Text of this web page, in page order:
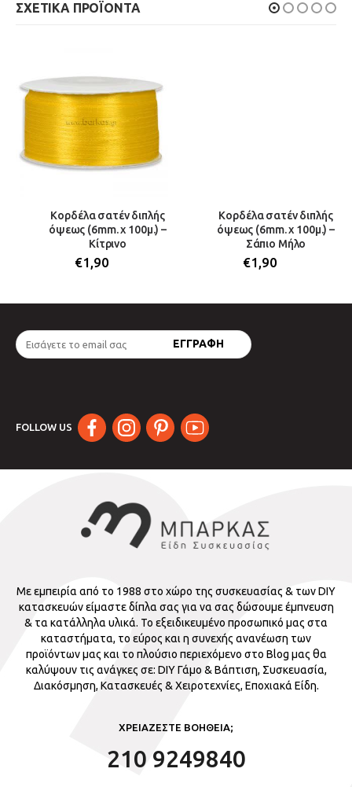
ΣΧΕΤΙΚΆ ΠΡΟΪΌΝΤΑ
Κορδέλα σατέν διπλής
όψεως (6mm. x 100μ.) –
Κίτρινο
€1,90
Κορδέλα σατέν διπλής
όψεως (6mm. x 100μ.) –
Σάπιο Μήλο
€1,90
FOLLOW US
Με εμπειρία από το 1988 στο χώρο της συσκευασίας & των DIY
κατασκευών είμαστε δίπλα σας για να σας δώσουμε έμπνευση
& τα κατάλληλα υλικά. Το εξειδικευμένο προσωπικό μας στα
καταστήματα, το εύρος και η συνεχής ανανέωση των
προϊόντων μας και το πλούσιο περιεχόμενο στο Blog μας θα
καλύψουν τις ανάγκες σε: DIY Γάμο & Βάπτιση, Συσκευασία,
Διακόσμηση, Κατασκευές & Χειροτεχνίες, Εποχιακά Είδη.
ΧΡΕΙΑΖΕΣΤΕ ΒΟΗΘΕΙΑ;
210 9249840